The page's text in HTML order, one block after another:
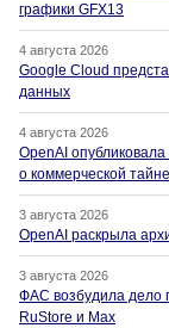
графики GFX13
4 августа 2026
Google Cloud
данных
4 августа 2026
OpenAI
о коммерческой тайне
3 августа 2026
OpenAI раскрыла
3 августа 2026
ФАС возбудила дело
RuStore и Max